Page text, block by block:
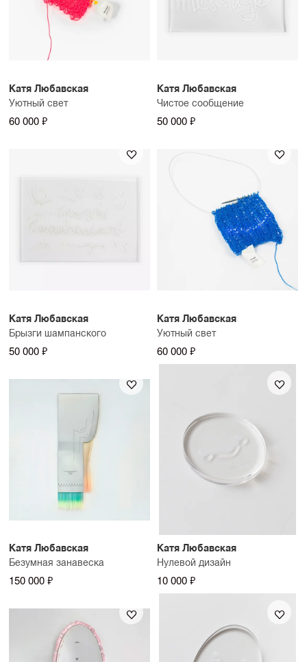
Катя Любавская
Уютный свет
60 000 ₽
Катя Любавская
Чистое сообщение
50 000 ₽
Катя Любавская
Брызги шампанского
50 000 ₽
Катя Любавская
Уютный свет
60 000 ₽
Катя Любавская
Безумная занавеска
150 000 ₽
Катя Любавская
Нулевой дизайн
10 000 ₽